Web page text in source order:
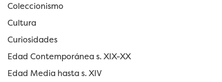
Coleccionismo
Cultura
Curiosidades
Edad Contemporánea s. XIX-XX
Edad Media hasta s. XIV